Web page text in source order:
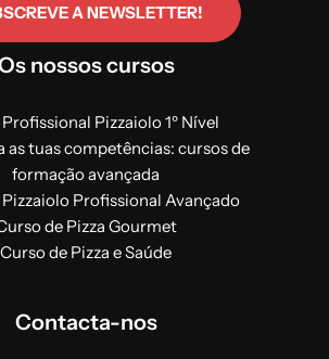
A NEWSLETTER!
nossos cursos
Pizzaiolo 1º Nível
as tuas competências: cursos de
formação avançada
Profissional Avançado
de Pizza Gourmet
Curso de Pizza e Saúde
Contacta-nos